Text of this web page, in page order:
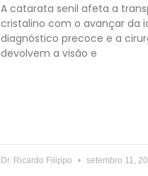
A catarata senil afeta a
cristalino com o avançar da
diagnóstico precoce e a
devolvem a visão e
Dr. Ricardo Filippo setembro 11,